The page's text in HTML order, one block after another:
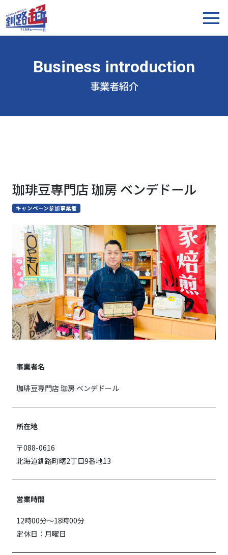
事業者紹介
珈琲豆専門店 珈房 ベンデドール
キャンペーン参加事業者
事業者名
珈琲豆専門店 珈房 ベンデドール
所在地
〒088-0616
北海道釧路町曙2丁目9番地13
営業時間
12時00分〜18時00分
定休日：月曜日